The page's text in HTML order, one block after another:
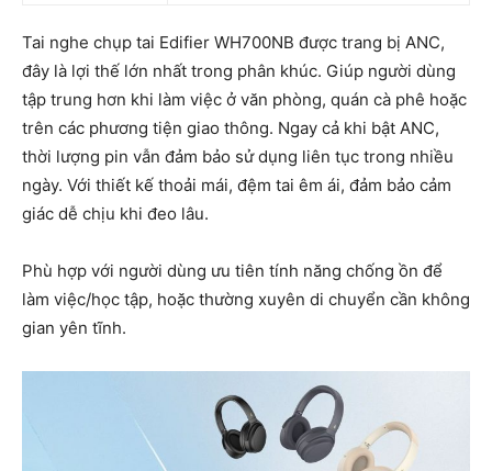
Tai nghe chụp tai Edifier WH700NB được trang bị ANC,
đây là lợi thế lớn nhất trong phân khúc. Giúp người dùng
tập trung hơn khi làm việc ở văn phòng, quán cà phê hoặc
trên các phương tiện giao thông. Ngay cả khi bật ANC,
thời lượng pin vẫn đảm bảo sử dụng liên tục trong nhiều
ngày. Với thiết kế thoải mái, đệm tai êm ái, đảm bảo cảm
giác dễ chịu khi đeo lâu.
Phù hợp với người dùng ưu tiên tính năng chống ồn để
làm việc/học tập, hoặc thường xuyên di chuyển cần không
gian yên tĩnh.